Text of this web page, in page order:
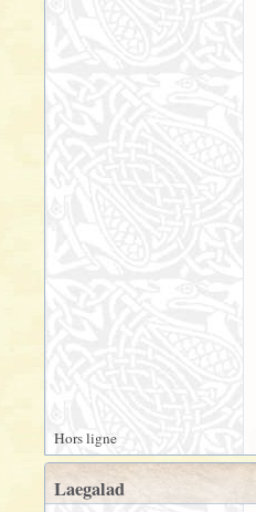
Hors ligne
Laegalad